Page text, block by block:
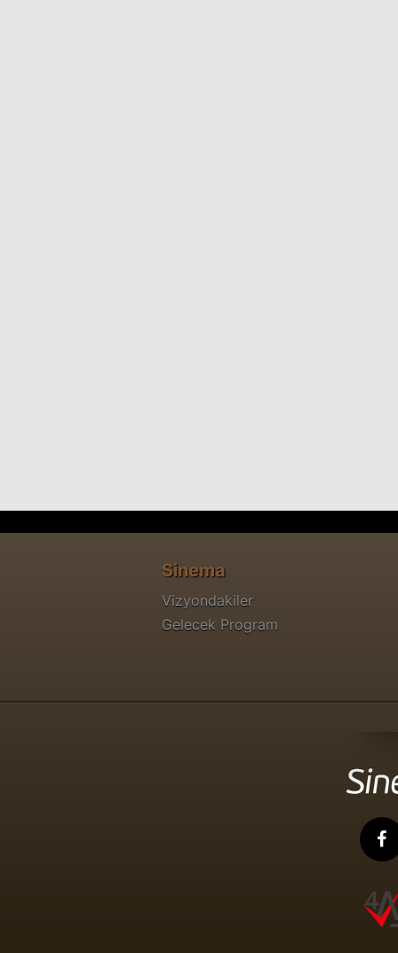
Sinema
Vizyondakiler
Gelecek Program